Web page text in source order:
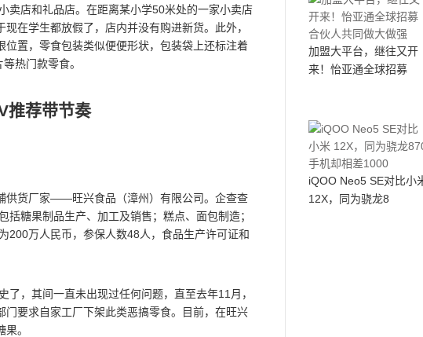
卖店和礼品店。在距离某小学50米处的一家小卖店
在学生都放假了，店内并没有购进新货。此外，
置，零食包装类似便便形状，包装袋上还标注着
热门款零食。
推荐带节奏
供货厂家——旺兴食品（漳州）有限公司。企查查
糖果制品生产、加工及销售；糕点、面包制造；
200万人民币，参保人数48人，食品生产许可证和
，其间一直未出现过任何问题，直至去年11月，
门要求自家工厂下架此类恶搞零食。目前，在旺兴
。
加盟大平台，继往又开
来！怡亚通全球招募
iQOO Neo5 SE对比小
12X，同为骁龙8